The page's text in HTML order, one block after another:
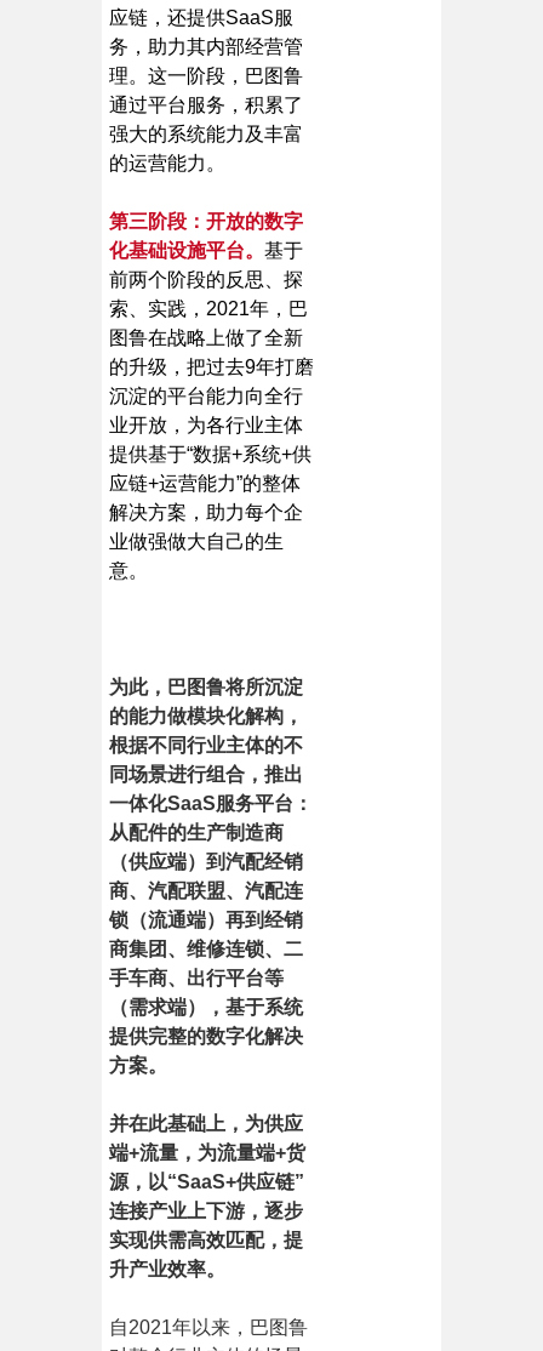
应链，还提供SaaS服
务，助力其内部经营管
理。这一阶段，巴图鲁
通过平台服务，积累了
强大的系统能力及丰富
的运营能力。
第三阶段：开放的数字
化基础设施平台。基于
前两个阶段的反思、探
索、实践，2021年，巴
图鲁在战略上做了全新
的升级，把过去9年打磨
沉淀的平台能力向全行
业开放，为各行业主体
提供基于“数据+系统+供
应链+运营能力”的整体
解决方案，助力每个企
业做强做大自己的生
意。
为此，巴图鲁将所沉淀
的能力做模块化解构，
根据不同行业主体的不
同场景进行组合，推出
一体化SaaS服务平台：
从配件的生产制造商
（供应端）到汽配经销
商、汽配联盟、汽配连
锁（流通端）再到经销
商集团、维修连锁、二
手车商、出行平台等
（需求端），基于系统
提供完整的数字化解决
方案。
并在此基础上，为供应
端+流量，为流量端+货
源，以“SaaS+供应链”
连接产业上下游，逐步
实现供需高效匹配，提
升产业效率。
自2021年以来，巴图鲁